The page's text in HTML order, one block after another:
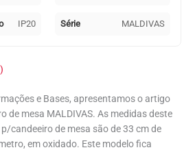
IP20 Série MALDIVAS
e Bases, apresentamos o artigo
de mesa MALDIVAS. As medidas deste
candeeiro de mesa são de 33 cm de
em oxidado. Este modelo fica